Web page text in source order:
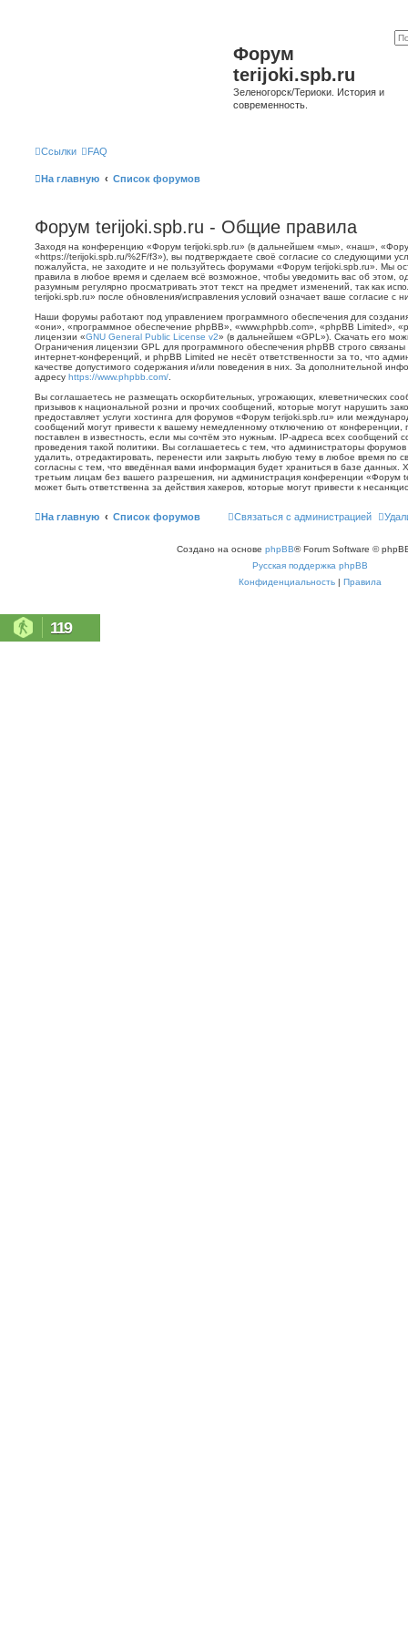
Форум
terijoki.spb.ru
Зеленогорск/Териоки. История и
современность.
Ссылки FAQ
На главную Список форумов
Форум terijoki.spb.ru - Общие правила
Заходя на конференцию «Форум terijoki.spb.ru» (в дальнейшем «мы», «наш»,
«https://terijoki.spb.ru/%2F/f3»), вы подтверждаете своё согласие со следующими
пожалуйста, не заходите и не пользуйтесь форумами «Форум terijoki.spb.ru». Мы
правила в любое время и сделаем всё возможное, чтобы уведомить вас об этом,
разумным регулярно просматривать этот текст на предмет изменений, так как
terijoki.spb.ru» после обновления/исправления условий означает ваше согласие с
Наши форумы работают под управлением программного обеспечения для
«они», «программное обеспечение phpBB», «www.phpbb.com», «phpBB Limited»,
лицензии «GNU General Public License v2» (в дальнейшем «GPL»). Скачать его
Ограничения лицензии GPL для программного обеспечения phpBB строго
интернет-конференций, и phpBB Limited не несёт ответственности за то, что
качестве допустимого содержания и/или поведения в них. За дополнительной
адресу https://www.phpbb.com/
Вы соглашаетесь не размещать оскорбительных, угрожающих, клеветнических
призывов к национальной розни и прочих сообщений, которые могут нарушить
предоставляет услуги хостинга для форумов «Форум terijoki.spb.ru» или
сообщений могут привести к вашему немедленному отключению от конференции,
поставлен в известность, если мы сочтём это нужным. IP-адреса всех сообщений
проведения такой политики. Вы соглашаетесь с тем, что администраторы
удалить, отредактировать, перенести или закрыть любую тему в любое время по
согласны с тем, что введённая вами информация будет храниться в базе данных.
третьим лицам без вашего разрешения, ни администрация конференции «Форум
может быть ответственна за действия хакеров, которые могут привести к
На главную Список форумов Связаться с администрацией
Создано на основе phpBB® Forum Software ©
Русская поддержка phpBB
Конфиденциальность | Правила
119